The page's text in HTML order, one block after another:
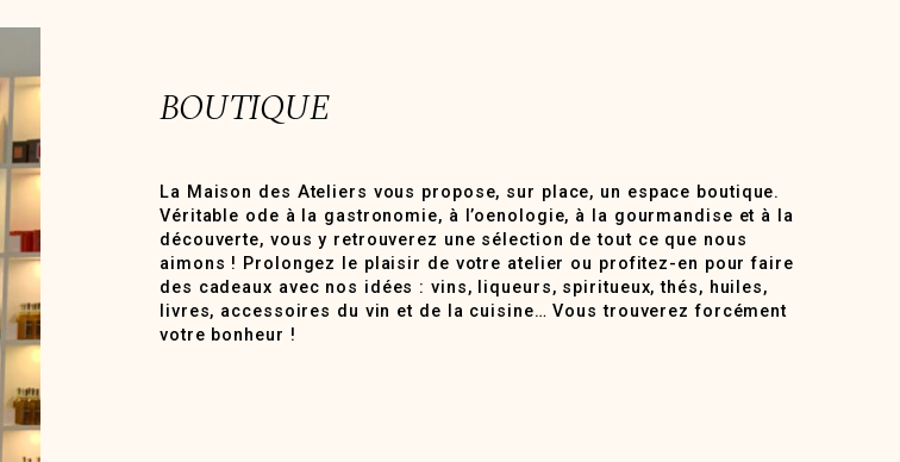
BOUTIQUE
La Maison des Ateliers vous propose, sur place, un espace boutique.
Véritable ode à la gastronomie, à l’oenologie, à la gourmandise et à la
découverte, vous y retrouverez une sélection de tout ce que nous
aimons ! Prolongez le plaisir de votre atelier ou profitez-en pour faire
des cadeaux avec nos idées : vins, liqueurs, spiritueux, thés, huiles,
livres, accessoires du vin et de la cuisine… Vous trouverez forcément
votre bonheur !